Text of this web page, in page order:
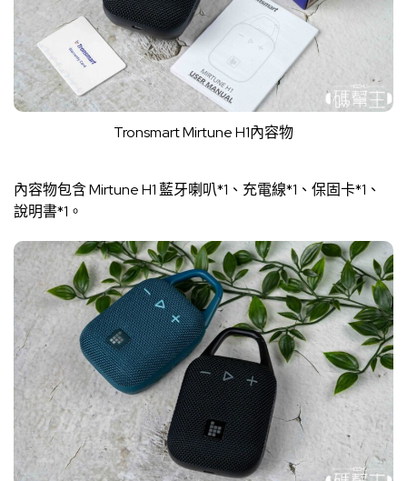
Tronsmart Mirtune H1內容物
內容物包含 Mirtune H1 藍牙喇叭*1、充電線*1、保固卡*1、
說明書*1。